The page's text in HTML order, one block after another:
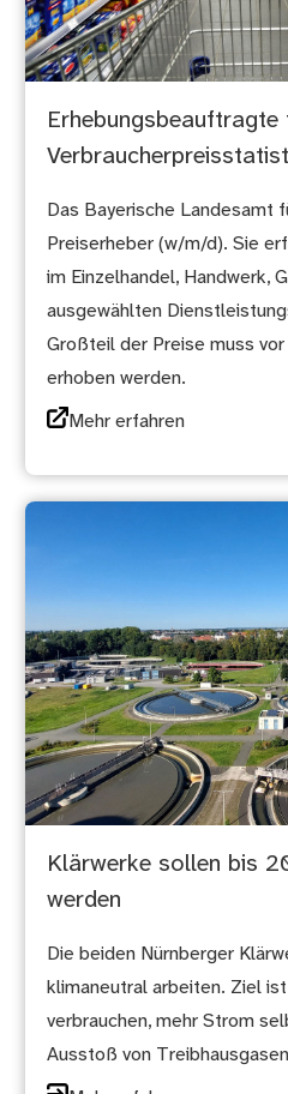
Erhebungsbeauftragte
Das Bayerische Landesamt
Preiserheber (w/m/d). Sie
im Einzelhandel, Handwerk,
ausgewählten
Großteil der Preise muss
erhoben werden.
Mehr erfahren
Klärwerke sollen bis
werden
Die beiden Nürnberger
klimaneutral arbeiten. Ziel
verbrauchen, mehr Strom
Ausstoß von